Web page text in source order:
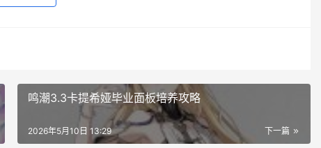
鸣潮3.3卡提希娅毕业面板培养攻略
下一篇
2026年5月10日 13:29